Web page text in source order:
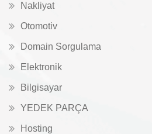
Nakliyat
Otomotiv
Domain Sorgulama
Elektronik
Bilgisayar
YEDEK PARÇA
Hosting